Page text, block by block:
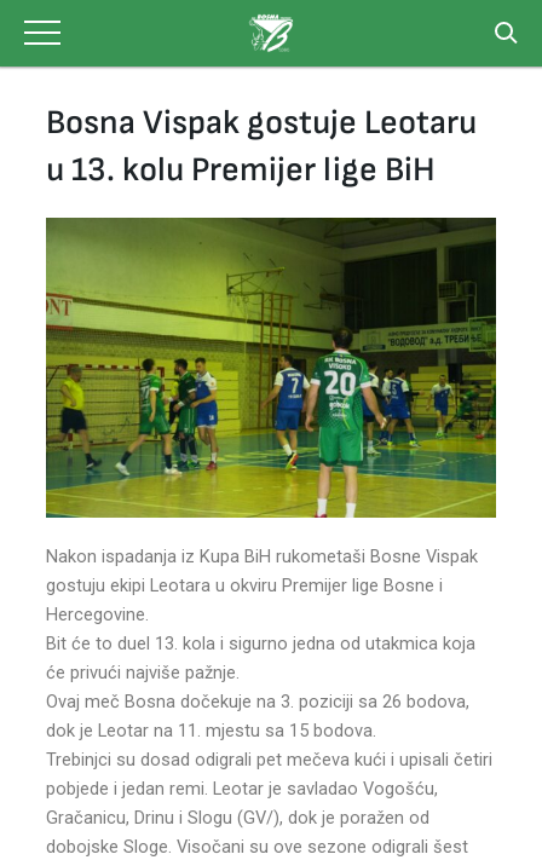
content
Bosna Vispak gostuje Leotaru
u 13. kolu Premijer lige BiH
Nakon ispadanja iz Kupa BiH rukometaši Bosne Vispak
gostuju ekipi Leotara u okviru Premijer lige Bosne i
Hercegovine.
Bit će to duel 13. kola i sigurno jedna od utakmica koja
će privući najviše pažnje.
Ovaj meč Bosna dočekuje na 3. poziciji sa 26 bodova,
dok je Leotar na 11. mjestu sa 15 bodova.
Trebinjci su dosad odigrali pet mečeva kući i upisali četiri
pobjede i jedan remi. Leotar je savladao Vogošću,
Gračanicu, Drinu i Slogu (GV/), dok je poražen od
dobojske Sloge. Visočani su ove sezone odigrali šest